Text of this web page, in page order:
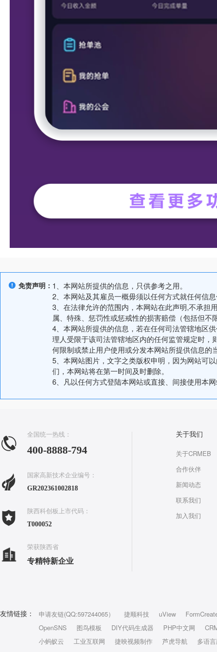
免责声明： 1、本网站所提供的信息，只供参考之用。
2、本网站及其雇员一概毋须以任何方式就任何信
3、在法律允许的范围内，本网站在此声明,不承担
属、特殊、惩罚性或惩戒性的损害赔偿（包括但
4、本网站所提供的信息，若在任何司法管辖地区
理人受限于该司法管辖地区内的任何监管规定时
何限制或禁止用户使用或分发本网站所提供信息的
5、本网站图片，文字之类版权申明，因为网站可
们，本网站将在第一时间及时删除。
6、凡以任何方式登陆本网站或直接、间接使用本
全国统一热线：
400-8888-794
国家高新技术企业编号：
GR202361002818
陕西科创板上市代码：
T000052
荣获陕西省
专精特新企业
关于我们
关于CRMEB
合作伙伴
新闻动态
联系我们
加入我们
友情链接： 申请友链(QQ:597244065） 捷顺科技 uView
OpenSNS
图鸟模板 DIY代码生成器 PHP中文网
小蚂蚁云
工业互联网 捷映视频制作 芦虎导航 多语